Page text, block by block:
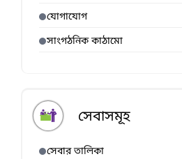
যোগাযোগ
সাংগঠনিক কাঠামো
সেবাসমূহ
সেবার তালিকা